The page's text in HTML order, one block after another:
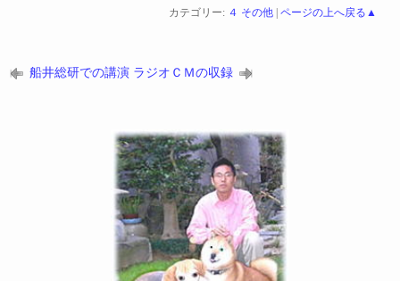
カテゴリー: ４ その他| ページの上へ戻る▲
船井総研での講演 ラジオＣＭの収録